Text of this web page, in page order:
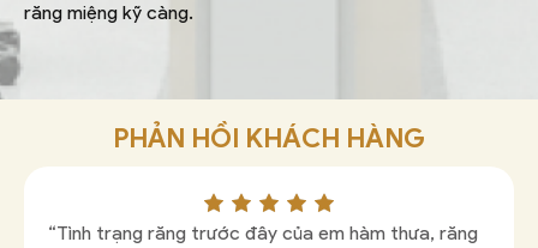
răng miệng kỹ càng.
PHẢN HỒIKHÁCH HÀNG
Tình trạng răng trước đây của em hàm thưa, răng